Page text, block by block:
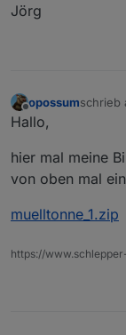
Bilder
Jörg
Offline
opossumschrieb
zuletzt
Hallo,
hier mal meine
von oben mal
muelltonne_1.zip
https://